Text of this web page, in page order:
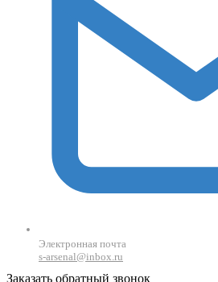
Электронная почта
s-arsenal@inbox.ru
Заказать обратный звонок